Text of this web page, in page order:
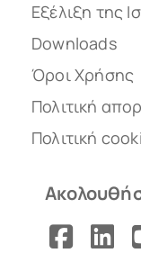
Εξέλιξη της
Downloads
Όροι Χρήσης
Πολιτική
Πολιτική